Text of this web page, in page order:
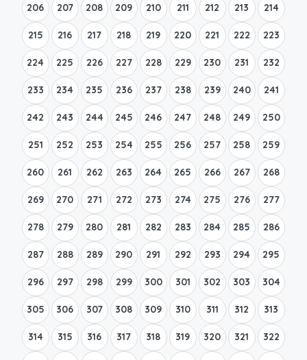
206 207 208 209 210 211 212 213 214
215 216 217 218 219 220 221 222 223
224 225 226 227 228 229 230 231 232
233 234 235 236 237 238 239 240 241
242 243 244 245 246 247 248 249 250
251 252 253 254 255 256 257 258 259
260 261 262 263 264 265 266 267 268
269 270 271 272 273 274 275 276 277
278 279 280 281 282 283 284 285 286
287 288 289 290 291 292 293 294 295
296 297 298 299 300 301 302 303 304
305 306 307 308 309 310 311 312 313
314 315 316 317 318 319 320 321 322